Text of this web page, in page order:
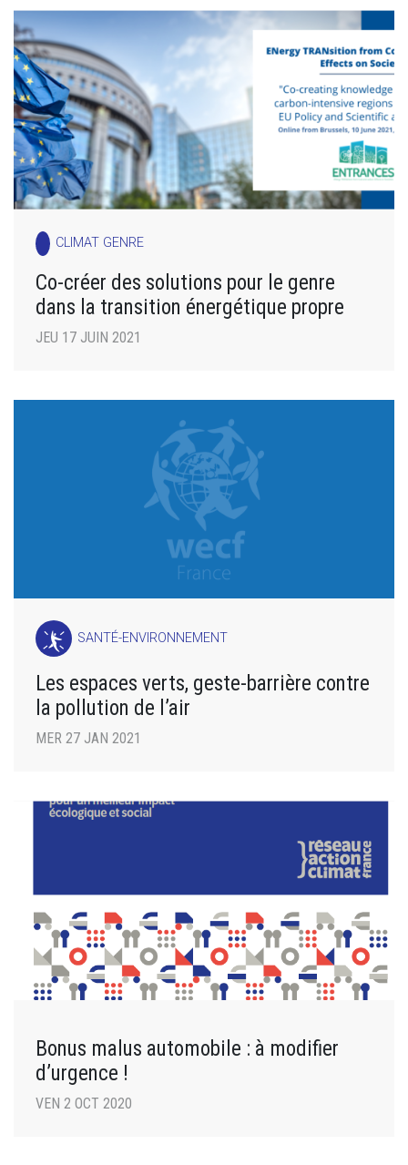
CLIMAT GENRE
Co-créer des solutions pour le genre
dans la transition énergétique propre
JEU 17 JUIN 2021
SANTÉ-ENVIRONNEMENT
Les espaces verts, geste-barrière contre
la pollution de l’air
MER 27 JAN 2021
Bonus malus automobile : à modifier
d’urgence !
VEN 2 OCT 2020